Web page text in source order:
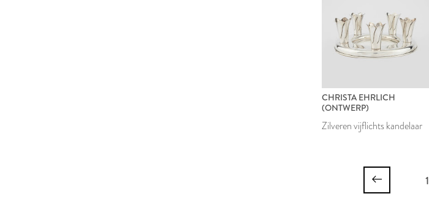
CHRISTA EHRLICH
(ONTWERP)
Zilveren vijflichts kandelaar
1